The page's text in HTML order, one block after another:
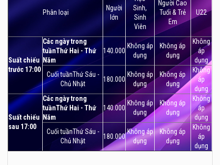
Phân loại
Người
lớn
Sinh,
Sinh
Viên
Người Cao
Tuổi & Trẻ
Em
U22
Suất chiếu
trước 17:00
Các ngày trong
tuầnThứ Hai - Thứ
Năm
140.000
Không áp
dụng
Không áp
dụng
Không
áp
dụng
Cuối tuầnThứ Sáu -
Chủ Nhật
180.000
Không áp
dụng
Không áp
dụng
Không
áp
dụng
Suất chiếu
sau 17:00
Các ngày trong
tuầnThứ Hai - Thứ
Năm
140.000
Không áp
dụng
Không áp
dụng
Không
áp
dụng
Cuối tuầnThứ Sáu -
Chủ Nhật
180.000
Không áp
dụng
Không áp
dụng
Không
áp
dụng